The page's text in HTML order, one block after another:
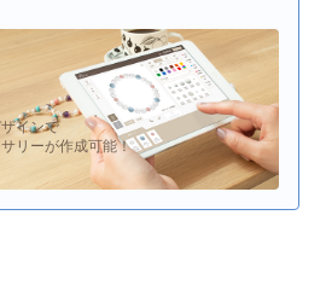
インで
リーが作成可能！